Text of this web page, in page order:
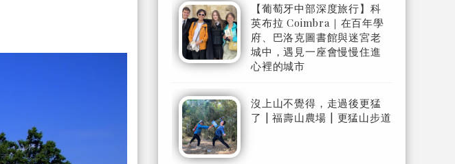
【葡萄牙中部深度旅行】科
英布拉 Coimbra｜在百年學
府、巴洛克圖書館與迷宮老
城中，遇見一座會慢慢住進
心裡的城市
沒上山不覺得，走過後更猛
了 | 福壽山農場 | 更猛山步道